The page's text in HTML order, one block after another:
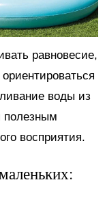
равновесие,
воды из
полезным
восприятия.